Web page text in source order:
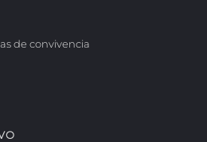
de convivencia